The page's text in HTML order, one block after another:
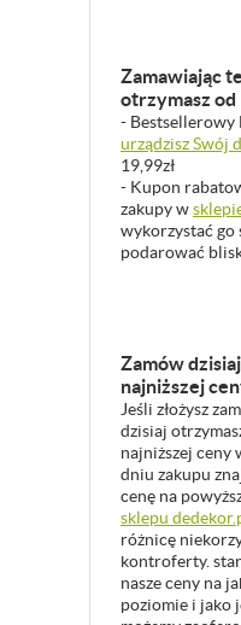
Zamawiając
otrzymasz od
- Bestsellerowy
urządzisz Swój
19,99zł
- Kupon
zakupy w
wykorzystać go
podarować
Zamów
najniższej
Jeśli złożysz
dzisiaj
najniższej ceny
dniu zakupu
cenę na
sklepu
różnicę
kontroferty.
nasze ceny na
poziomie i jako